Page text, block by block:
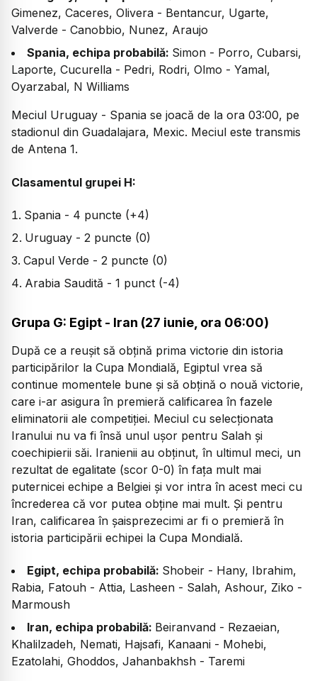
Gimenez, Caceres, Olivera - Bentancur, Ugarte,
Valverde - Canobbio, Nunez, Araujo
Spania, echipa probabilă: Simon - Porro, Cubarsi,
Laporte, Cucurella - Pedri, Rodri, Olmo - Yamal,
Oyarzabal, N Williams
Meciul Uruguay - Spania se joacă de la ora 03:00, pe
stadionul din Guadalajara, Mexic. Meciul este transmis
de Antena 1.
Clasamentul grupei H:
Spania - 4 puncte (+4)
Uruguay - 2 puncte (0)
Capul Verde - 2 puncte (0)
Arabia Saudită - 1 punct (-4)
Grupa G: Egipt - Iran (27 iunie, ora 06:00)
După ce a reușit să obțină prima victorie din istoria
participărilor la Cupa Mondială, Egiptul vrea să
continue momentele bune și să obțină o nouă victorie,
care i-ar asigura în premieră calificarea în fazele
eliminatorii ale competiției. Meciul cu selecționata
Iranului nu va fi însă unul ușor pentru Salah și
coechipierii săi. Iranienii au obținut, în ultimul meci, un
rezultat de egalitate (scor 0-0) în fața mult mai
puternicei echipe a Belgiei și vor intra în acest meci cu
încrederea că vor putea obține mai mult. Și pentru
Iran, calificarea în șaisprezecimi ar fi o premieră în
istoria participării echipei la Cupa Mondială.
Egipt, echipa probabilă: Shobeir - Hany, Ibrahim,
Rabia, Fatouh - Attia, Lasheen - Salah, Ashour, Ziko -
Marmoush
Iran, echipa probabilă: Beiranvand - Rezaeian,
Khalilzadeh, Nemati, Hajsafi, Kanaani - Mohebi,
Ezatolahi, Ghoddos, Jahanbakhsh - Taremi